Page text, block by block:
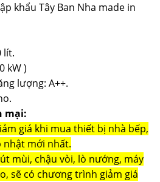
khẩu Tây Ban Nha made in
lít.
kW )
lượng: A++.
mại:
giá khi mua thiết bị nhà bếp,
nhật mới nhất.
mùi, chậu vòi, lò nướng, máy
sẽ có chương trình giảm giá